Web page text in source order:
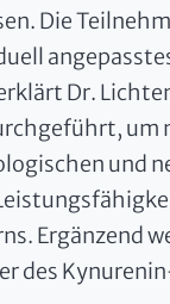
Die
Dr.
um
und
Ergänzend
des